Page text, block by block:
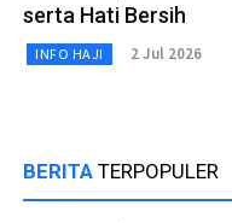
serta Hati Bersih
INFO HAJI 2 Jul 2026
BERITA TERPOPULER